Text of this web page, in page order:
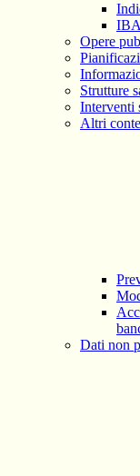
Opere
Strutture
Interventi
Altri
Dati non